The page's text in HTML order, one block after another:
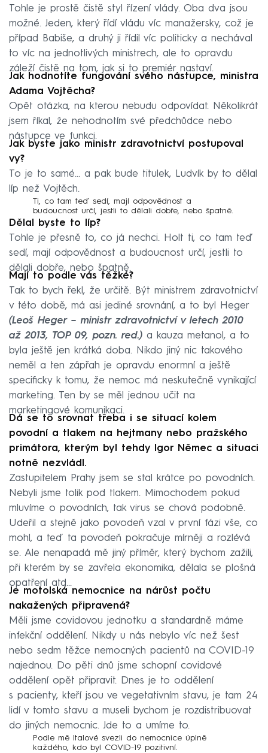
Tohle je prostě čistě styl řízení vlády. Oba dva jsou
možné. Jeden, který řídí vládu víc manažersky, což je
případ Babiše, a druhý ji řídil víc politicky a nechával
to víc na jednotlivých ministrech, ale to opravdu
záleží čistě na tom, jak si to premiér nastaví.
Jak hodnotíte fungování svého nástupce, ministra
Adama Vojtěcha?
Opět otázka, na kterou nebudu odpovídat. Několikrát
jsem říkal, že nehodnotím své předchůdce nebo
nástupce ve funkci.
Jak byste jako ministr zdravotnictví postupoval
vy?
To je to samé... a pak bude titulek, Ludvík by to dělal
líp než Vojtěch.
Ti, co tam teď sedí, mají odpovědnost a
budoucnost určí, jestli to dělali dobře, nebo špatně.
Dělal byste to líp?
Tohle je přesně to, co já nechci. Holt ti, co tam teď
sedí, mají odpovědnost a budoucnost určí, jestli to
dělali dobře, nebo špatně.
Mají to podle vás těžké?
Tak to bych řekl, že určitě. Být ministrem zdravotnictví
v této době, má asi jediné srovnání, a to byl Heger
(Leoš Heger – ministr zdravotnictví v letech 2010
až 2013, TOP 09, pozn. red.) a kauza metanol, a to
byla ještě jen krátká doba. Nikdo jiný nic takového
neměl a ten zápřah je opravdu enormní a ještě
specificky k tomu, že nemoc má neskutečně vynikající
marketing. Ten by se měl jednou učit na
marketingové komunikaci.
Dá se to srovnat třeba i se situací kolem
povodní a tlakem na hejtmany nebo pražského
primátora, kterým byl tehdy Igor Němec a situaci
notně nezvládl.
Zastupitelem Prahy jsem se stal krátce po povodních.
Nebyli jsme tolik pod tlakem. Mimochodem pokud
mluvíme o povodních, tak virus se chová podobně.
Udeřil a stejně jako povodeň vzal v první fázi vše, co
mohl, a teď ta povodeň pokračuje mírněji a rozlévá
se. Ale nenapadá mě jiný příměr, který bychom zažili,
při kterém by se zavřela ekonomika, dělala se plošná
opatření atd…
Je motolská nemocnice na nárůst počtu
nakažených připravená?
Měli jsme covidovou jednotku a standardně máme
infekční oddělení. Nikdy u nás nebylo víc než šest
nebo sedm těžce nemocných pacientů na COVID-19
najednou. Do pěti dnů jsme schopní covidové
oddělení opět připravit. Dnes je to oddělení
s pacienty, kteří jsou ve vegetativním stavu, je tam 24
lidí v tomto stavu a museli bychom je rozdistribuovat
do jiných nemocnic. Jde to a umíme to.
Podle mě Italové svezli do nemocnice úplně
každého, kdo byl COVID-19 pozitivní.